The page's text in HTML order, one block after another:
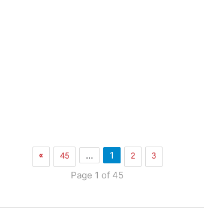
1 2 3
…
45
»
Page 1 of 45